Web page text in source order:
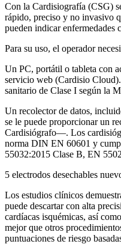
Con la Cardisiografía (CSG)
rápido, preciso y no invasivo
pueden indicar enfermedades
Para su uso, el operador
Un PC, portátil o tableta con
servicio web (Cardisio
sanitario de Clase I según la
Un recolector de datos,
se le puede proporcionar un
Cardisiógrafo—. Los
norma DIN EN 60601 y
55032:2015 Clase B, EN
5 electrodos desechables
Los estudios clínicos
puede descartar con alta
cardíacas isquémicas, así
mejor que otros
puntuaciones de riesgo